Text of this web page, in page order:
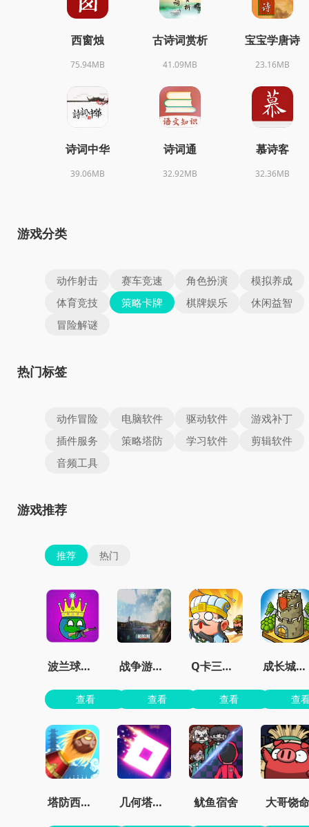
西窗烛
75.94MB
古诗词赏析
41.09MB
宝宝学唐诗
23.16MB
诗词中华
39.06MB
诗词通
32.92MB
慕诗客
32.36MB
游戏分类
动作射击 赛车竞速 角色扮演
模拟养成
体育竞技
策略卡牌 棋牌娱乐
休闲益智
冒险解谜
热门标签
动作冒险 电脑软件 驱动软件
游戏补丁
插件服务
策略塔防 学习软件
剪辑软件
音频工具
游戏推荐
推荐 热门
波兰球之征服世界无限金币版
查看
战争游戏红龙手机版
查看
Q卡三国官方正版
查看
成长城堡最新版
查
塔防西游记 几何塔防内置菜单版 鱿鱼宿舍 大哥饶命